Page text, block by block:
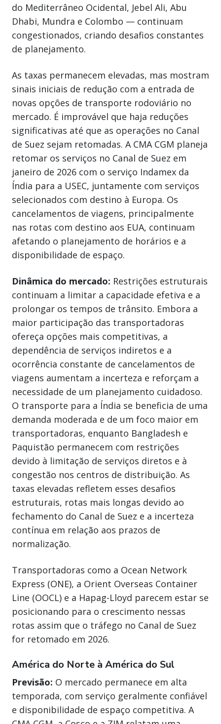
do Mediterrâneo Ocidental, Jebel Ali, Abu
Dhabi, Mundra e Colombo — continuam
congestionados, criando desafios constantes
de planejamento.
As taxas permanecem elevadas, mas mostram
sinais iniciais de redução com a entrada de
novas opções de transporte rodoviário no
mercado. É improvável que haja reduções
significativas até que as operações no Canal
de Suez sejam retomadas. A CMA CGM planeja
retomar os serviços no Canal de Suez em
janeiro de 2026 com o serviço Indamex da
Índia para a USEC, juntamente com serviços
selecionados com destino à Europa. Os
cancelamentos de viagens, principalmente
nas rotas com destino aos EUA, continuam
afetando o planejamento de horários e a
disponibilidade de espaço.
Dinâmica do mercado: Restrições estruturais
continuam a limitar a capacidade efetiva e a
prolongar os tempos de trânsito. Embora a
maior participação das transportadoras
ofereça opções mais competitivas, a
dependência de serviços indiretos e a
ocorrência constante de cancelamentos de
viagens aumentam a incerteza e reforçam a
necessidade de um planejamento cuidadoso.
O transporte para a Índia se beneficia de uma
demanda moderada e de um foco maior em
transportadoras, enquanto Bangladesh e
Paquistão permanecem com restrições
devido à limitação de serviços diretos e à
congestão nos centros de distribuição. As
taxas elevadas refletem esses desafios
estruturais, rotas mais longas devido ao
fechamento do Canal de Suez e a incerteza
contínua em relação aos prazos de
normalização.
Transportadoras como a Ocean Network
Express (ONE), a Orient Overseas Container
Line (OOCL) e a Hapag-Lloyd parecem estar se
posicionando para o crescimento nessas
rotas assim que o tráfego no Canal de Suez
for retomado em 2026.
América do Norte à América do Sul
Previsão: O mercado permanece em alta
temporada, com serviço geralmente confiável
e disponibilidade de espaço competitiva. A